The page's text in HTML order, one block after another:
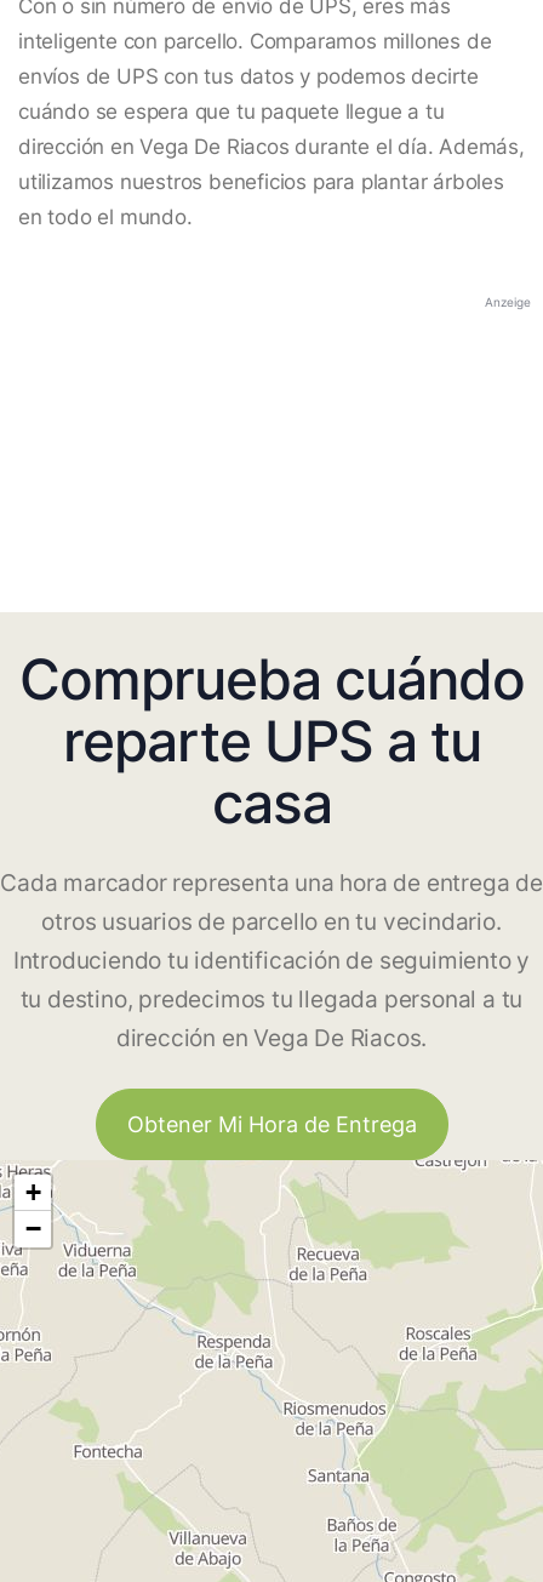
Con o sin número de envío de UPS, eres más
inteligente con parcello. Comparamos millones de
envíos de UPS con tus datos y podemos decirte
cuándo se espera que tu paquete llegue a tu
dirección en Vega De Riacos durante el día. Además,
utilizamos nuestros beneficios para plantar árboles
en todo el mundo.
Anzeige
Comprueba cuándo
reparte UPS a tu
casa
Cada marcador representa una hora de entrega de
otros usuarios de parcello en tu vecindario.
Introduciendo tu identificación de seguimiento y
tu destino, predecimos tu llegada personal a tu
dirección en Vega De Riacos.
Obtener Mi Hora de Entrega
+
−